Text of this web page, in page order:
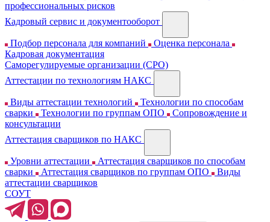
профессиональных рисков
Кадровый сервис и документооборот
Подбор персонала для компаний
Оценка персонала
Кадровая документация
Cаморегулируемые организации (СРО)
Аттестации по технологиям НАКС
Виды аттестации технологий
Технологии по способам
сварки
Технологии по группам ОПО
Сопровождение и
консультации
Аттестация сварщиков по НАКС
Уровни аттестации
Аттестация сварщиков по способам
сварки
Аттестация сварщиков по группам ОПО
Виды
аттестации сварщиков
СОУТ